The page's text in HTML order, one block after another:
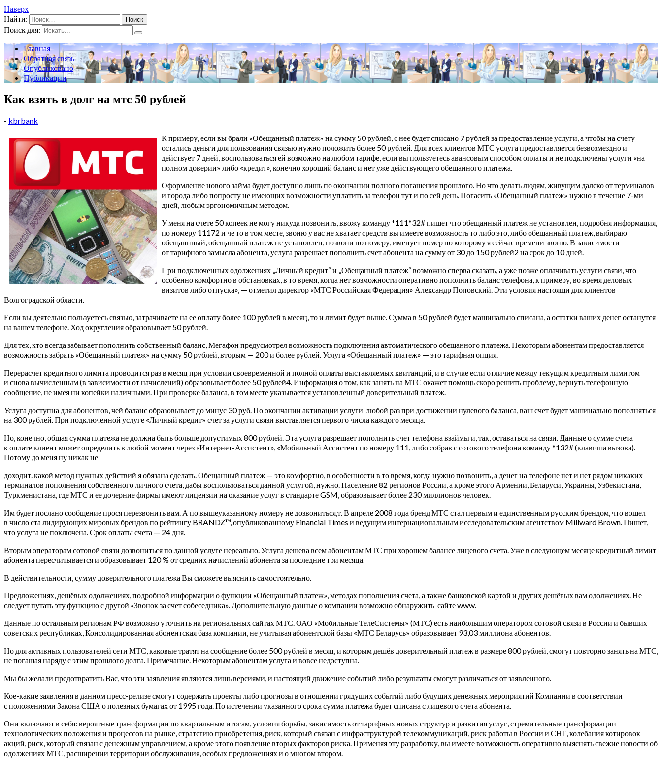
Наверх
Найти:
Поиск для:
Главная
Обратная связь
Опубликовано
Публикации
Как взять в долг на мтс 50 рублей
- kbrbank
К примеру, если вы брали «Обещанный платеж» на сумму 50 рублей, с нее будет списано 7 рублей за предоставление услуги, а чтобы на счету
остались деньги для пользования связью нужно положить более 50 рублей. Для всех клиентов МТС услуга предоставляется безвозмездно и
действует 7 дней, воспользоваться ей возможно на любом тарифе, если вы пользуетесь авансовым способом оплаты и не подключены услуги «на
полном доверии» либо «кредит», конечно хороший баланс и нет уже действующего обещанного платежа.
Оформление нового займа будет доступно лишь по окончании полного погашения прошлого. Но что делать людям, живущим далеко от терминалов
и города либо попросту не имеющих возможности уплатить за телефон тут и по сей день. Погасить «Обещанный платеж» нужно в течение 7-ми
дней, любым эргономичным методом.
У меня на счете 50 копеек не могу никуда позвонить, ввожу команду *111*32# пишет что обещанный платеж не установлен, подробня информация,
по номеру 11172 и че то в том месте, звоню у вас не хватает средств вы имеете возможность то либо это, либо обещанный платеж, выбираю
обещаннный, обещанный платеж не установлен, позвони по номеру, именует номер по которому я сейчас времени звоню. В зависимости
от тарифного замысла абонента, услуга разрешает пополнить счет абонента на сумму от 30 до 150 рублей2 на срок до 10 дней.
При подключенных одолжениях „Личный кредит“ и „Обещанный платеж“ возможно сперва сказать, а уже позже оплачивать услуги связи, что
особенно комфортно в обстановках, в то время, когда нет возможности оперативно пополнить баланс телефона, к примеру, во время деловых
визитов либо отпуска», — отметил директор «МТС Российская Федерация» Александр Поповский. Эти условия настоящи для клиентов
Волгоградской области.
Если вы деятельно пользуетесь связью, затрачиваете на ее оплату более 100 рублей в месяц, то и лимит будет выше. Сумма в 50 рублей будет машинально списана, а остатки ваших денег останутся
на вашем телефоне. Ход округления образовывает 50 рублей.
Для тех, кто всегда забывает пополнить собственный баланс, Мегафон предусмотрел возможность подключения автоматического обещанного платежа. Некоторым абонентам предоставляется
возможность забрать «Обещанный платеж» на сумму 50 рублей, вторым — 200 и более рублей. Услуга «Обещанный платеж» — это тарифная опция.
Перерасчет кредитного лимита проводится раз в месяц при условии своевременной и полной оплаты выставляемых квитанций, и в случае если отличие между текущим кредитным лимитом
и снова вычисленным (в зависимости от начислений) образовывает более 50 рублей4. Информация о том, как занять на МТС окажет помощь скоро решить проблему, вернуть телефонную
сообщение, не имея ни копейки наличными. При проверке баланса, в том месте указывается установленный доверительный платеж.
Услуга доступна для абонентов, чей баланс образовывает до минус 30 руб. По окончании активации услуги, любой раз при достижении нулевого баланса, ваш счет будет машинально пополняться
на 300 рублей. При подключенной услуге «Личный кредит» счет за услуги связи выставляется первого числа каждого месяца.
Но, конечно, общая сумма платежа не должна быть больше допустимых 800 рублей. Эта услуга разрешает пополнить счет телефона взаймы и, так, оставаться на связи. Данные о сумме счета
к оплате клиент может определить в любой момент через «Интернет-Ассистент», «Мобильный Ассистент по номеру 111, либо собрав с сотового телефона команду *132# (клавиша вызова).
Потому до меня ну никак не
доходит. какой метод нужных действий я обязана сделать. Обещанный платеж — это комфортно, в особенности в то время, когда нужно позвонить, а денег на телефоне нет и нет рядом никаких
терминалов пополнения собственного личного счета, дабы воспользоваться данной услугой, нужно. Население 82 регионов России, а кроме этого Армении, Беларуси, Украины, Узбекистана,
Туркменистана, где МТС и ее дочерние фирмы имеют лицензии на оказание услуг в стандарте GSM, образовывает более 230 миллионов человек.
Им будет послано сообщение прося перезвонить вам. А по вышеуказанному номеру не дозвониться,т. В апреле 2008 года бренд МТС стал первым и единственным русским брендом, что вошел
в число ста лидирующих мировых брендов по рейтингу BRANDZ™, опубликованному Financial Times и ведущим интернациональным исследовательским агентством Millward Brown. Пишет,
что услуга не поключена. Срок оплаты счета — 24 дня.
Вторым операторам сотовой связи дозвониться по данной услуге нереально. Услуга дешева всем абонентам МТС при хорошем балансе лицевого счета. Уже в следующем месяце кредитный лимит
абонента пересчитывается и образовывает 120 % от средних начислений абонента за последние три месяца.
В действительности, сумму доверительного платежа Вы сможете выяснить самостоятельно.
Предложениях, дешёвых одолжениях, подробной информации о функции «Обещанный платеж», методах пополнения счета, а также банковской картой и других дешёвых вам одолжениях. Не
следует путать эту функцию с другой «Звонок за счет собеседника». Дополнительную данные о компании возможно обнаружить сайте www.
Данные по остальным регионам РФ возможно уточнить на региональных сайтах МТС. ОАО «Мобильные ТелеСистемы» (МТС) есть наибольшим оператором сотовой связи в России и бывших
советских республиках, Консолидированная абонентская база компании, не учитывая абонентской базы «МТС Беларусь» образовывает 93,03 миллиона абонентов.
Но для активных пользователей сети МТС, каковые тратят на сообщение более 500 рублей в месяц, и которым дешёв доверительный платеж в размере 800 рублей, смогут повторно занять на МТС,
не погашая наряду с этим прошлого долга. Примечание. Некоторым абонентам услуга и вовсе недоступна.
Мы бы желали предотвратить Вас, что эти заявления являются лишь версиями, и настоящий движение событий либо результаты смогут различаться от заявленного.
Кое-какие заявления в данном пресс-релизе смогут содержать проекты либо прогнозы в отношении грядущих событий либо будущих денежных мероприятий Компании в соответствии
с положениями Закона США о полезных бумагах от 1995 года. По истечении указанного срока сумма платежа будет списана с лицевого счета абонента.
Они включают в себя: вероятные трансформации по квартальным итогам, условия борьбы, зависимость от тарифных новых структур и развития услуг, стремительные трансформации
технологических положения и процессов на рынке, стратегию приобретения, риск, который связан с инфраструктурой телекоммуникаций, риск работы в России и СНГ, колебания котировок
акций, риск, который связан с денежным управлением, а кроме этого появление вторых факторов риска. Применяя эту разработку, вы имеете возможность оперативно выяснять свежие новости об
одолжениях МТС, расширении территории обслуживания, особых предложениях и о многом втором.